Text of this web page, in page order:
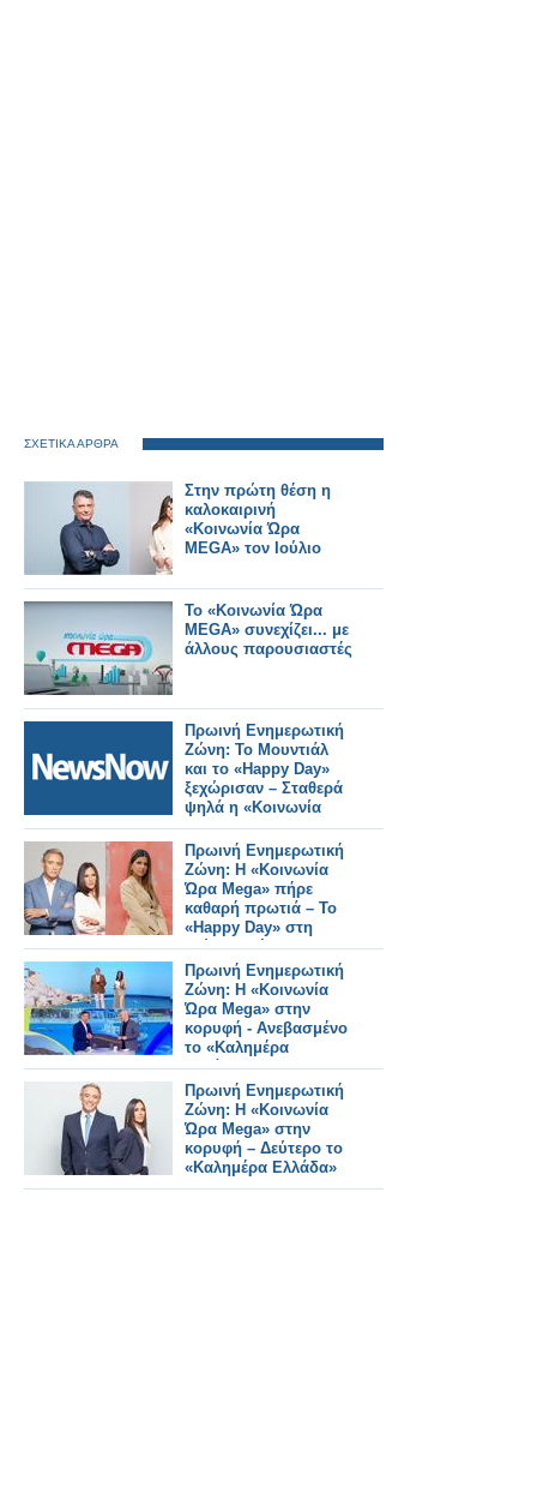
ΣΧΕΤΙΚΑ ΑΡΘΡΑ
Στην πρώτη θέση η
καλοκαιρινή
«Κοινωνία Ώρα
MEGA» τον Ιούλιο
Το «Κοινωνία Ώρα
MEGA» συνεχίζει... με
άλλους παρουσιαστές
Πρωινή Ενημερωτική
Ζώνη: Το Μουντιάλ
και το «Happy Day»
ξεχώρισαν – Σταθερά
ψηλά η «Κοινωνία
Ώρα Mega»
Πρωινή Ενημερωτική
Ζώνη: Η «Κοινωνία
Ώρα Mega» πήρε
καθαρή πρωτιά – Το
«Happy Day» στη
δεύτερη θέση
Πρωινή Ενημερωτική
Ζώνη: Η «Κοινωνία
Ώρα Mega» στην
κορυφή - Ανεβασμένο
το «Καλημέρα
Ελλάδα» στην 2η
θέση
Πρωινή Ενημερωτική
Ζώνη: Η «Κοινωνία
Ώρα Mega» στην
κορυφή – Δεύτερο το
«Καλημέρα Ελλάδα»